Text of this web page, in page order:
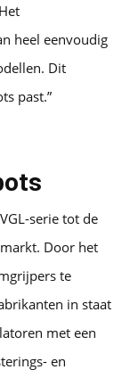
heel eenvoudig
Dit
past.”
serie tot de
Door het
te
in staat
met een
en